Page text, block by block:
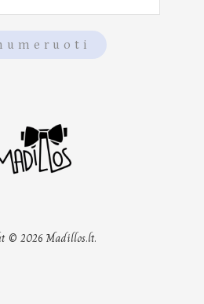
© 2026 Madillos.lt.